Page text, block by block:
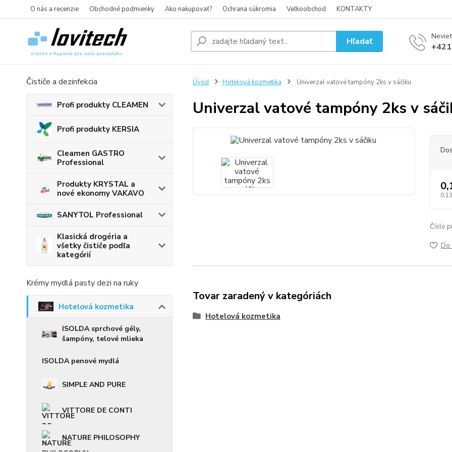
O nás a recenzie Obchodné podmienky Ako nakupovať? Ochrana súkromia Veľkoobchod KONTAKTY
Hľadať
Čističe a dezinfekcia
Profi produkty CLEAMEN
Profi produkty KERSIA
Cleamen GASTRO
Professional
Produkty KRYSTAL a
nové ekonomy VAKAVO
SANYTOL Professional
Klasická drogéria a
všetky čističe podľa
kategórií
Krémy mydlá pasty dezi na ruky
Hotelová kozmetika
ISOLDA sprchové gély,
šampóny, telové mlieka
ISOLDA penové mydlá
SIMPLE AND PURE
VITTORE DE CONTI
NATURE PHILOSOPHY
Úvod Hotelová kozmetika Univerzal vatové tampóny 2ks v sáčiku
Univerzal vatové tampóny 2ks v
Číslo
Do
Tovar zaradený v kategóriách
Hotelová kozmetika